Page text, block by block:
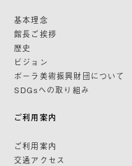
基本理念
館長ご挨拶
歴史
ビジョン
ポーラ美術振興財団について
SDGsへの取り組み
ご利用案内
ご利用案内
交通アクセス